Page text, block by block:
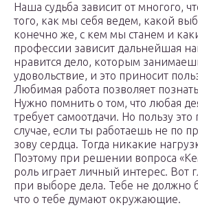
Наша судьба зависит от многого,
того, как мы себя ведем, какой
конечно же, с кем мы станем и
профессии зависит дальнейшая
нравится дело, которым
удовольствие, и это приносит
Любимая работа позволяет
Нужно помнить о том, что любая
требует самоотдачи. Но пользу это
случае, если ты работаешь не по
зову сердца. Тогда никакие
Поэтому при решении вопроса
роль играет личный интерес. Вот
при выборе дела. Тебе не должно
что о тебе думают окружающие.